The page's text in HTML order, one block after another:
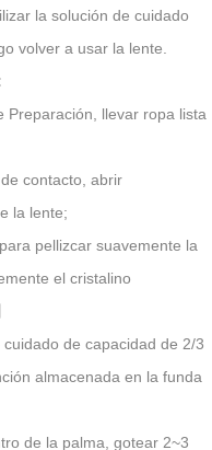
la solución de cuidado
volver a usar la lente.
Preparación, llevar ropa lista
contacto, abrir
la lente;
pellizcar suavemente la
el cristalino
de capacidad de 2/3
almacenada en la funda
de la palma, gotear 2~3